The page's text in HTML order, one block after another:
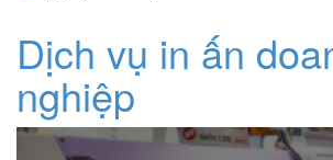
Dịch vụ in ấn
nghiệp